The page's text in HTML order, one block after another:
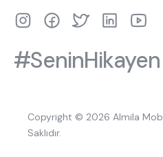
#SeninHikayen
Copyright © 2026 Almila
Saklıdır.